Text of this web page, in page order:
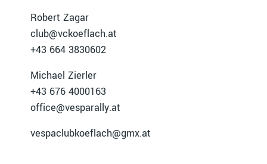
Robert Zagar
club@vckoeflach.at
+43 664 3830602
Michael Zierler
+43 676 4000163
office@vesparally.at
vespaclubkoeflach@gmx.at